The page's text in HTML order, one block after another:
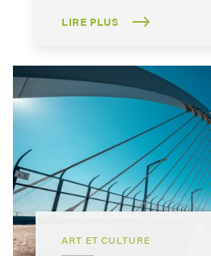
LIRE PLUS
ART ET CULTURE